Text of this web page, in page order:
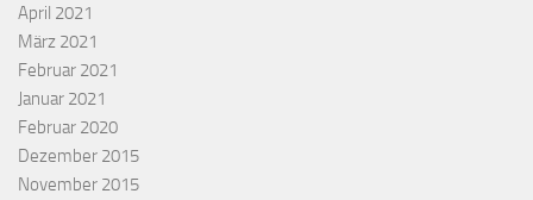
April 2021
März 2021
Februar 2021
Januar 2021
Februar 2020
Dezember 2015
November 2015